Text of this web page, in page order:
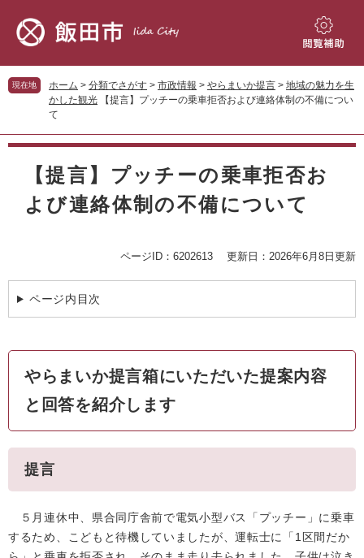
先
頭
を
飛
て
閲
補
助
現在地 ホーム > 分類でさがす > 市政情報 > やらまいか提言 > 地域の魅力を生
かした観光
【提言】プッチーの乗車拒否および連絡体制の不備につい
て
本
【提言】プッチーの乗車拒否お
よび連絡体制の不備について
ページID：6202613 更新日：2026年6月8日更新
ページ内目次
やらまいか提言箱にいただいた提案内容
と回答を紹介します
提言
５月連休中、県合同庁舎前で電気小型バス「プッチー」に乗車
するため、こどもと待機していましたが、運転士に「1区間だか